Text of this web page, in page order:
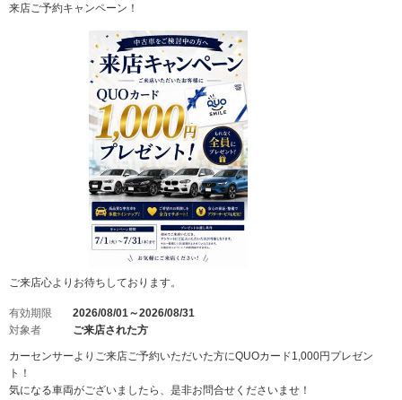
来店ご予約キャンペーン！
ご来店心よりお待ちしております。
有効期限
2026/08/01～2026/08/31
対象者
ご来店された方
カーセンサーよりご来店ご予約いただいた方にQUOカード1,000円プレゼン
ト！
気になる車両がございましたら、是非お問合せくださいませ！